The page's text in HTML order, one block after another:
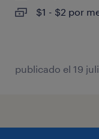
$1 - $2 por
publicado el 19